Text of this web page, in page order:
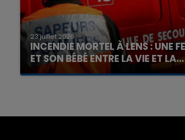
23 juillet 2026
INCENDIE MORTEL À LENS : UNE
ET SON BÉBÉ ENTRE LA VIE ET LA...
Un homme s'est immolé par le feu